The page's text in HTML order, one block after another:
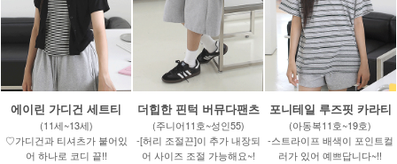
에이린 가디건 세트티
(11세~13세)
♡가디건과 티셔츠가 붙어있
어 하나로 코디 끝!!
더힙한 핀턱 버뮤다팬츠
(주니어11호~성인55)
-[허리 조절끈]이 추가 내장되
어 사이즈 조절 가능해요~!
포니테일 루즈핏 카라티
(아동복11호~19호)
-스트라이프 배색이 포인트컬
러가 있어 예쁘답니다~!!